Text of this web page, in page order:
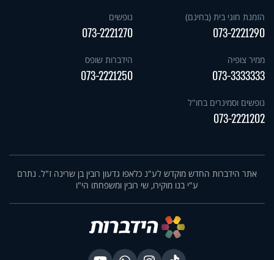
הזמנת חוגי בית (בחינם)
073-2221290
נופשים
073-2221270
ממיר צופיה
073-3333333
הידברות שופס
073-2221250
נופשים וסמינרים בחו"ל
073-2221202
אתר הידברות החדש מוקדש לע"נ כלאפו גדעון רובין בן שרינה ז"ל. נתרם
ע"י בנו מוקירו, שי רובין ומשפחתו הי"ו